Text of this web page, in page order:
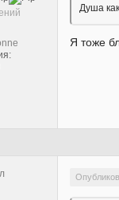
Душа
Я тоже